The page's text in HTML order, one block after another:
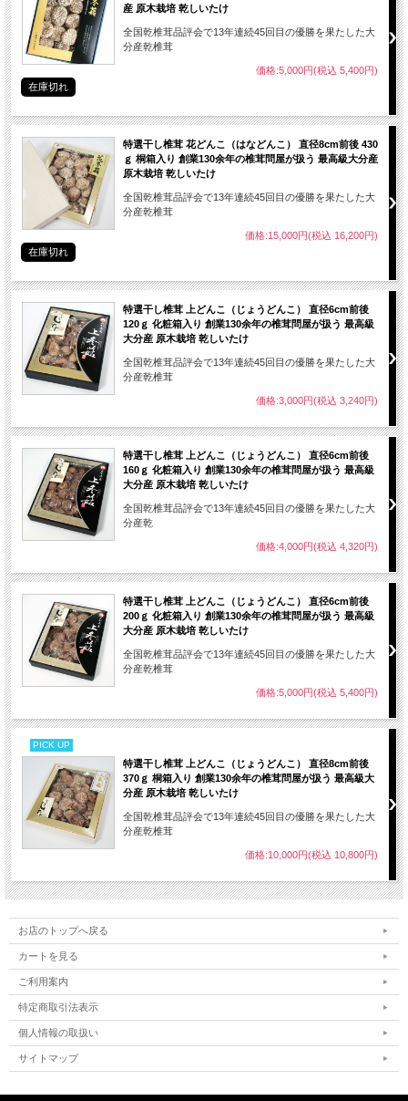
椎茸の一大産地である大分
恵まれた環境と江戸時代
の中でブランドとなってい
ているため、生産者の顔
100％大分県産椎茸である
シールをお貼りしています
生しいたけを乾かすと干ししいたけになりますが、手間隙をかけてわざわざ乾かす理
持ちがしないということもありますが、それ以上にしいたけは乾かすことでうま味が
らなのです。
干ししいたけは生しいたけに比べて、しいたけ特有のうま味成分であるグアニル酸の
多く含まれています。
しいたけの中にはうま味を作る酵素が存在しますが、しいたけを乾燥させることで
す。また、酵素の働きによりしいたけの良い香りも生まれます。この様にしいたけは
干しシイタケは乾燥するのに24時間以上かかるので、水戻しもゆっくりと時間をか
グアニル酸は、低い温度（5℃位）でゆっくり水戻しした方がより多くでますので、
庫の中でおよそ5℃に冷やした冷水に漬けて、冷蔵庫に入れたまま12時間以上かけて戻
その後の加熱調理により、シイタケの旨みを最大限に引き出せます。シイタケのみを
理、煮物、お吸い物、うどん、炊き込みご飯など他の食材と合わせる事で料理全体
も干しシイタケのうまみ成分が多く含まれていますので、お味噌汁、鍋のだし、お
産 原木栽培 乾しいたけ
全国乾椎茸品評会で13年連続45回目の優勝を果たした大
分産乾椎茸
価格:5,000円(税込 5,400円)
在庫切れ
特選干し椎茸 花どんこ（はなどんこ） 直径8cm前後 430
ｇ 桐箱入り 創業130余年の椎茸問屋が扱う 最高級大分産
原木栽培 乾しいたけ
全国乾椎茸品評会で13年連続45回目の優勝を果たした大
分産乾椎茸
価格:15,000円(税込 16,200円)
在庫切れ
特選干し椎茸 上どんこ（じょうどんこ） 直径6cm前後
120ｇ 化粧箱入り 創業130余年の椎茸問屋が扱う 最高級
大分産 原木栽培 乾しいたけ
全国乾椎茸品評会で13年連続45回目の優勝を果たした大
分産乾椎茸
価格:3,000円(税込 3,240円)
特選干し椎茸 上どんこ（じょうどんこ） 直径6cm前後
160ｇ 化粧箱入り 創業130余年の椎茸問屋が扱う 最高級
大分産 原木栽培 乾しいたけ
全国乾椎茸品評会で13年連続45回目の優勝を果たした大
分産乾
価格:4,000円(税込 4,320円)
特選干し椎茸 上どんこ（じょうどんこ） 直径6cm前後
200ｇ 化粧箱入り 創業130余年の椎茸問屋が扱う 最高級
大分産 原木栽培 乾しいたけ
全国乾椎茸品評会で13年連続45回目の優勝を果たした大
分産乾椎茸
価格:5,000円(税込 5,400円)
PICK UP
特選干し椎茸 上どんこ（じょうどんこ） 直径8cm前後
370ｇ 桐箱入り 創業130余年の椎茸問屋が扱う 最高級大
分産 原木栽培 乾しいたけ
全国乾椎茸品評会で13年連続45回目の優勝を果たした大
分産乾椎茸
価格:10,000円(税込 10,800円)
お店のトップへ戻る
カートを見る
ご利用案内
特定商取引法表示
個人情報の取扱い
サイトマップ